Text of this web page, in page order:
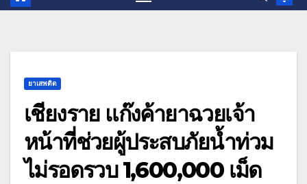
ยาเสพติด
เชียงราย แก๊งค้ายาฉวยเจ้า
หน้าที่ช่วยผู้ประสบภัยน้ำท่วม
ไม่รอดรวบ 1,600,000 เม็ด